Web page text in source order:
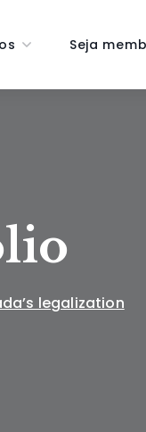
Seja
legalization